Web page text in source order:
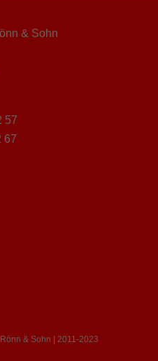
& Sohn
57
67
& Sohn | 2011-2023